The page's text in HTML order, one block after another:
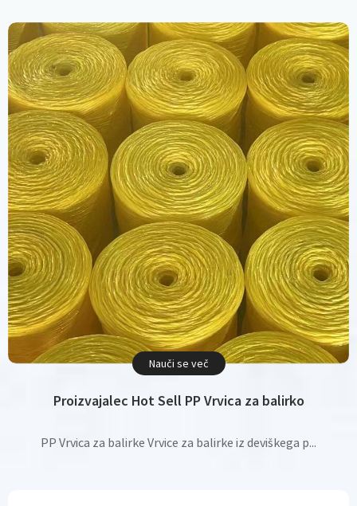
Proizvajalec Hot Sell PP Vrvica za balirko
PP Vrvica za balirke Vrvice za balirke iz deviškega p...
Nauči se več